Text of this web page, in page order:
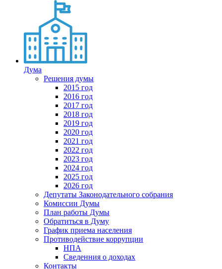
Дума
Решения думы
2015 год
2016 год
2017 год
2018 год
2019 год
2020 год
2021 год
2022 год
2023 год
2024 год
2025 год
2026 год
Депутаты Законодательного собрания
Комиссии Думы
План работы Думы
Обратиться в Думу
График приема населения
Противодействие коррупции
НПА
Сведенния о доходах
Контакты